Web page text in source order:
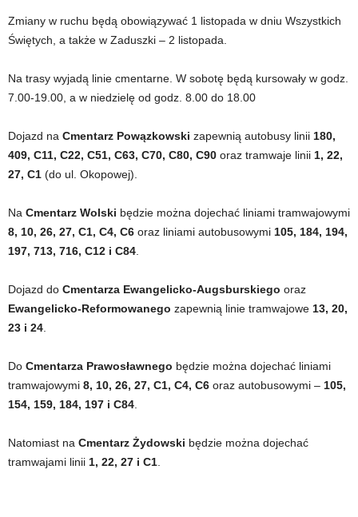
Zmiany w ruchu będą obowiązywać 1 listopada w dniu Wszystkich
Świętych, a także w Zaduszki – 2 listopada.
Na trasy wyjadą linie cmentarne. W sobotę będą kursowały w godz.
7.00-19.00, a w niedzielę od godz. 8.00 do 18.00
Dojazd na Cmentarz Powązkowski zapewnią autobusy linii 180,
409, C11, C22, C51, C63, C70, C80, C90 oraz tramwaje linii 1, 22,
27, C1 (do ul. Okopowej).
Na Cmentarz Wolski będzie można dojechać liniami tramwajowymi
8, 10, 26, 27, C1, C4, C6 oraz liniami autobusowymi 105, 184, 194,
197, 713, 716, C12 i C84
Dojazd do Cmentarza Ewangelicko-Augsburskiego oraz
Ewangelicko-Reformowanego zapewnią linie tramwajowe 13, 20,
23 i 24
Do Cmentarza Prawosławnego będzie można dojechać liniami
tramwajowymi 8, 10, 26, 27, C1, C4, C6 oraz autobusowymi – 105,
154, 159, 184, 197 i C84
Natomiast na Cmentarz Żydowski będzie można dojechać
tramwajami linii 1, 22, 27 i C1